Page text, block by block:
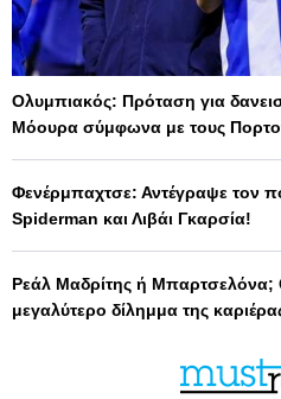
Ολυμπιακός: Πρόταση για
Μόουρα σύμφωνα με τους
Φενέρμπαχτσε: Αντέγραψε τον
Spiderman και Λιβάι Γκαρσία!
Ρεάλ Μαδρίτης ή
μεγαλύτερο δίλημμα της